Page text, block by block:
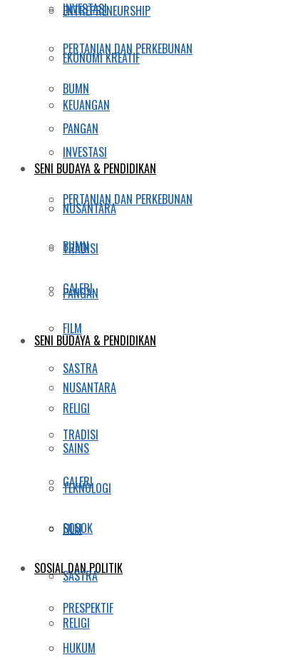
INVESTASI
PERTANIAN DAN PERKEBUNAN
BUMN
PANGAN
SENI BUDAYA & PENDIDIKAN
NUSANTARA
TRADISI
GALERI
FILM
SASTRA
RELIGI
SAINS
TEKNOLOGI
SOSOK
SOSIAL DAN POLITIK
PRESPEKTIF
HUKUM
ENTREPRENEURSHIP
EKONOMI KREATIF
KEUANGAN
INVESTASI
PERTANIAN DAN PERKEBUNAN
BUMN
PANGAN
SENI BUDAYA & PENDIDIKAN
NUSANTARA
TRADISI
GALERI
FILM
SASTRA
RELIGI